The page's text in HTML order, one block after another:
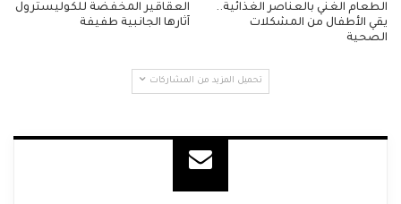
الطعام الغني بالعناصر الغذائية..
يقي الأطفال من المشكلات
الصحية
العقاقير المخفضة للكوليسترول
آثارها الجانبية طفيفة
تحميل المزيد من المشاركات